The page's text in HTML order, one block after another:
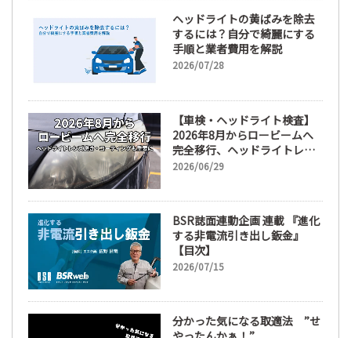
ヘッドライトの黄ばみを除去
するには？自分で綺麗にする
手順と業者費用を解説
2026/07/28
【車検・ヘッドライト検査】
2026年8月からロービームへ
完全移行、ヘッドライトレン
ズ磨き・コーティングも重要
2026/06/29
BSR誌面連動企画 連載 『進化
する非電流引き出し鈑金』
【目次】
2026/07/15
分かった気になる取適法 ”せ